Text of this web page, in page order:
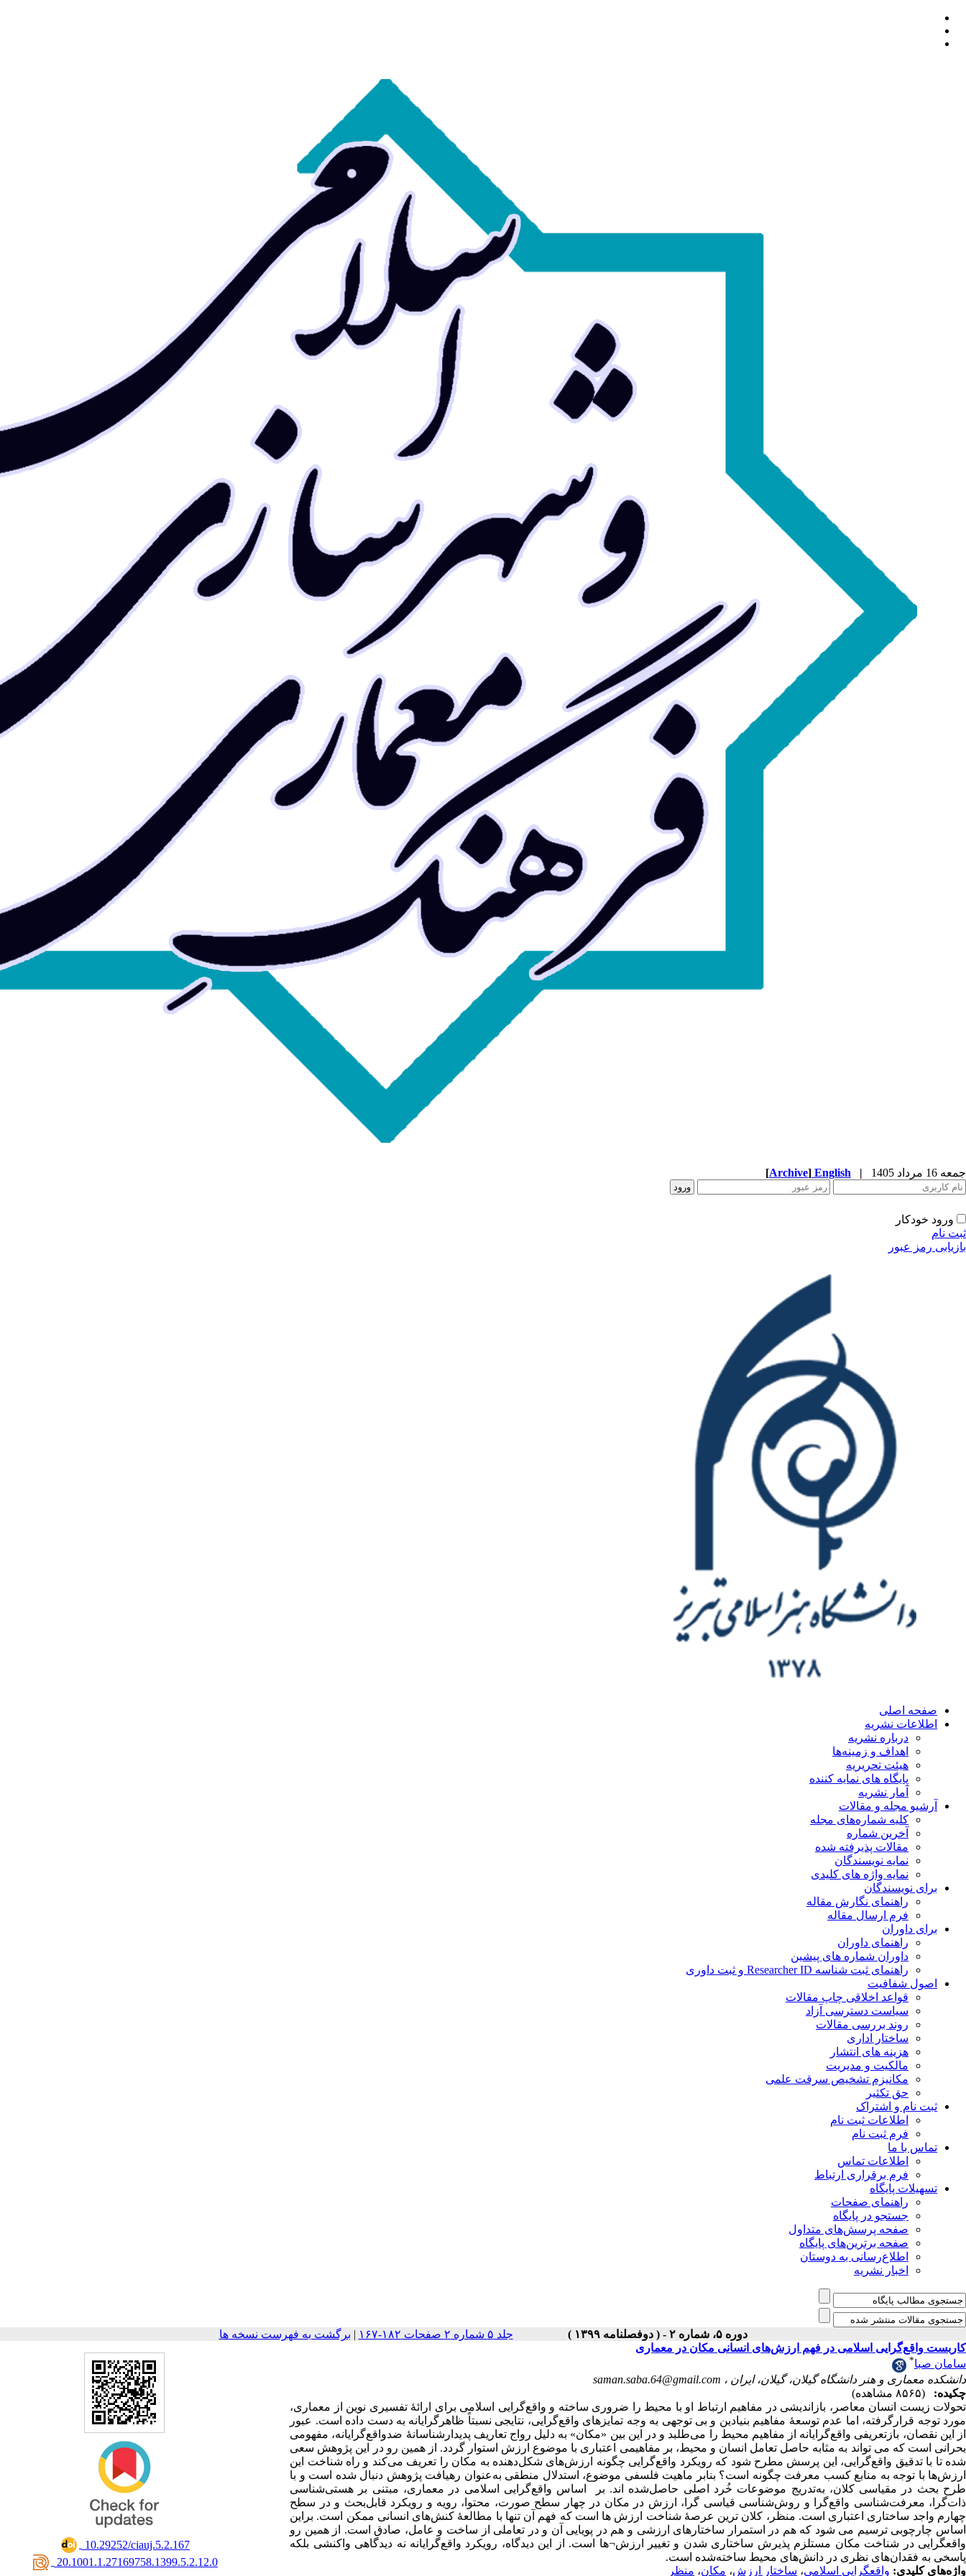
جمعه 16 مرداد 1405 |
English
[Archive]
ورود خودکار
ثبت نام
بازیابی رمز عبور
صفحه اصلی
اطلاعات نشریه
درباره نشریه
اهداف و زمینه‌ها
هیئت تحریریه
پایگاه های نمایه کننده
آمار نشریه
آرشیو مجله و مقالات
کلیه شماره‌های مجله
آخرین شماره
مقالات پذیرفته شده
نمایه نویسندگان
نمایه واژه های کلیدی
برای نویسندگان
راهنمای نگارش مقاله
فرم ارسال مقاله
برای داوران
راهنمای داوران
داوران شماره های پیشین
راهنمای ثبت شناسه Researcher ID و ثبت داوری
اصول شفافیت
قواعد اخلاقی چاپ مقالات
سیاست دسترسی آزاد
روند بررسی مقالات
ساختار اداری
هزینه های انتشار
مالکیت و مدیریت
مکانیزم تشخیص سرقت علمی
حق تکثیر
ثبت نام و اشتراک
اطلاعات ثبت نام
فرم ثبت نام
تماس با ما
اطلاعات تماس
فرم برقراری ارتباط
تسهیلات پایگاه
راهنمای صفحات
جستجو در پایگاه
صفحه پرسش‌های متداول
صفحه برترین‌های پایگاه
اطلاع‌رسانی به دوستان
اخبار نشریه
دوره ۵، شماره ۲ - ( دوفصلنامه ۱۳۹۹ ) جلد ۵ شماره ۲ صفحات ۱۸۲-۱۶۷ | برگشت به فهرست نسخه ها
‎ 10.29252/ciauj.5.2.167
‎ 20.1001.1.27169758.1399.5.2.12.0
کاربست واقع‌گرایی اسلامی در فهم ارزش‌های انسانی مکان در معماری
سامان صبا*
دانشکده معماری و هنر دانشگاه گیلان، گیلان، ایران ، saman.saba.64@gmail.com
چکیده:
(۸۵۶۵ مشاهده)
تحولات زیست انسان معاصر، بازاندیشی در مفاهیم ارتباط او با محیط را ضروری ساخته و واقع‌گرایی اسلامی برای ارائۀ تفسیری نوین از معماری،
مورد توجه قرارگرفته، اما عدم توسعۀ مفاهیم بنیادین و بی توجهی به وجه تمایزهای واقع‌گرایی، نتایجی نسبتاً ظاهرگرایانه به دست داده است. عبور
از این نقصان، بازتعریفی واقع‌گرایانه از مفاهیم محیط را می‌طلبد و در این بین «مکان» به دلیل رواج تعاریف پدیدارشناسانۀ ضدواقع‌گرایانه، مفهومی
بحرانی است که می تواند به مثابه حاصل تعامل انسان و محیط، بر مفاهیمی اعتباری با موضوع ارزش استوار گردد. از همین رو در این پژوهش سعی
شده تا با تدقیق واقع‌گرایی، این پرسش مطرح شود که رویکرد واقع‌گرایی چگونه ارزش‌های شکل‌دهنده به مکان را تعریف می‌کند و راه شناخت این
ارزش‌ها با توجه به منابع کسب معرفت چگونه است؟ بنابر ماهیت فلسفی موضوع، استدلال منطقی به‌عنوان رهیافت پژوهش دنبال شده است و با
طرح بحث در مقیاسی کلان، به‌تدریج موضوعات خُرد اصلی حاصل‌شده اند. بر اساس واقع‌گرایی اسلامی در معماری، مبتنی بر هستی‌شناسی
ذات‌گرا، معرفت‌شناسی واقع‌گرا و روش‌شناسی قیاسی گرا، ارزش در مکان در چهار سطح صورت، محتوا، رویه و رویکرد قابل‌بحث و در سطح
چهارم واجد ساختاری اعتباری است. منظر، کلان ترین عرصۀ شناخت ارزش ها است که فهم آن تنها با مطالعۀ کنش‌های انسانی ممکن است. براین
اساس چارچوبی ترسیم می شود که هم در استمرار ساختارهای ارزشی و هم در پویایی آن و در تعاملی از ساخت و عامل، صادق است. از همین رو
واقعگرایی در شناخت مکان مستلزم پذیرش ساختاری شدن و تغییر ارزش¬ها است. از این دیدگاه، رویکرد واقع‌گرایانه نه دیدگاهی واکنشی بلکه
پاسخی به فقدان‌های نظری در دانش‌های محیط ساخته‌شده است.
واژه‌های کلیدی: واقعگرایی اسلامی، ساختار ارزش، مکان، منظر